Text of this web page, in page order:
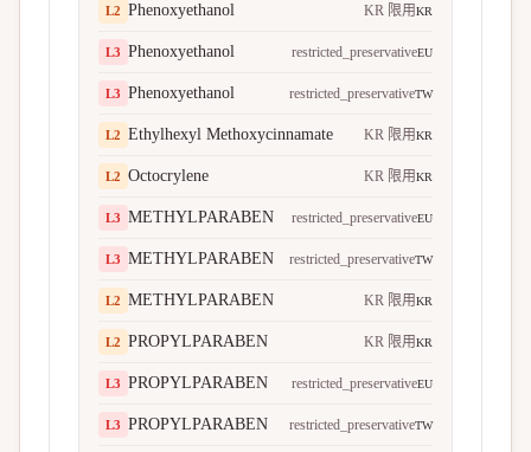
L2 Phenoxyethanol KR 限用KR
L3 Phenoxyethanol restricted_preservativeEU
L3 Phenoxyethanol restricted_preservativeTW
L2 Ethylhexyl Methoxycinnamate KR 限用KR
L2 Octocrylene KR 限用KR
L3 METHYLPARABEN restricted_preservativeEU
L3 METHYLPARABEN restricted_preservativeTW
L2 METHYLPARABEN KR 限用KR
L2 PROPYLPARABEN KR 限用KR
L3 PROPYLPARABEN restricted_preservativeEU
L3 PROPYLPARABEN restricted_preservativeTW